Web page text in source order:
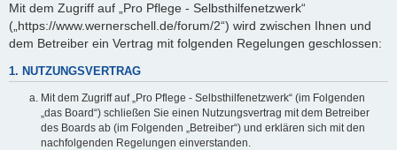
Mit dem Zugriff auf „Pro Pflege - Selbsthilfenetzwerk“
(„https://www.wernerschell.de/forum/2“) wird zwischen Ihnen und
dem Betreiber ein Vertrag mit folgenden Regelungen geschlossen:
1. NUTZUNGSVERTRAG
Mit dem Zugriff auf „Pro Pflege - Selbsthilfenetzwerk“ (im Folgenden
„das Board“) schließen Sie einen Nutzungsvertrag mit dem Betreiber
des Boards ab (im Folgenden „Betreiber“) und erklären sich mit den
nachfolgenden Regelungen einverstanden.